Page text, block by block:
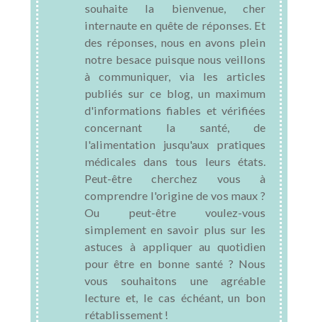
souhaite la bienvenue, cher
internaute en quête de réponses. Et
des réponses, nous en avons plein
notre besace puisque nous veillons
à communiquer, via les articles
publiés sur ce blog, un maximum
d'informations fiables et vérifiées
concernant la santé, de
l'alimentation jusqu'aux pratiques
médicales dans tous leurs états.
Peut-être cherchez vous à
comprendre l'origine de vos maux ?
Ou peut-être voulez-vous
simplement en savoir plus sur les
astuces à appliquer au quotidien
pour être en bonne santé ? Nous
vous souhaitons une agréable
lecture et, le cas échéant, un bon
rétablissement !